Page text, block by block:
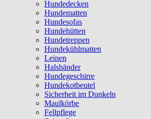
Hundedecken
Hundematten
Hundesofas
Hundehütten
Hundetreppen
Hundekühlmatten
Leinen
Halsbänder
Hundegeschirre
Hundekotbeutel
Sicherheit im Dunkeln
Maulkörbe
Fellpflege